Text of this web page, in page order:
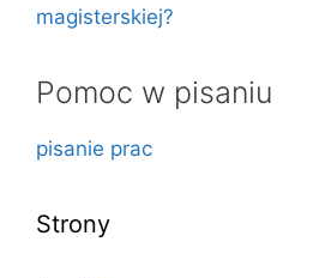
magisterskiej?
Pomoc w pisaniu
pisanie prac
Strony